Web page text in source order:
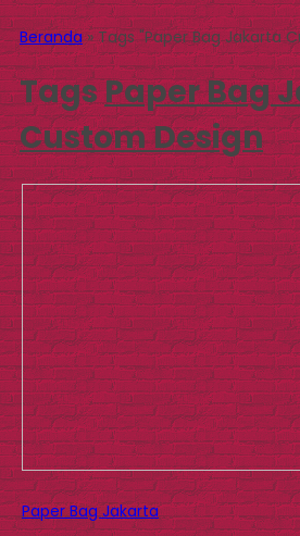
Beranda»Tags "Paper Bag Jakarta
TagsPaper Bag
Custom Design
Paper Bag Jakarta